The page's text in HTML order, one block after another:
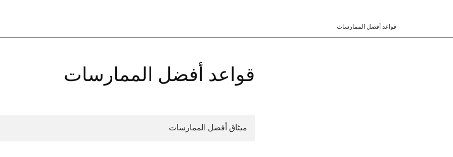
قواعد أفضل الممارسات
قواعد أفضل الممارسات
ميثاق أفضل الممارسات